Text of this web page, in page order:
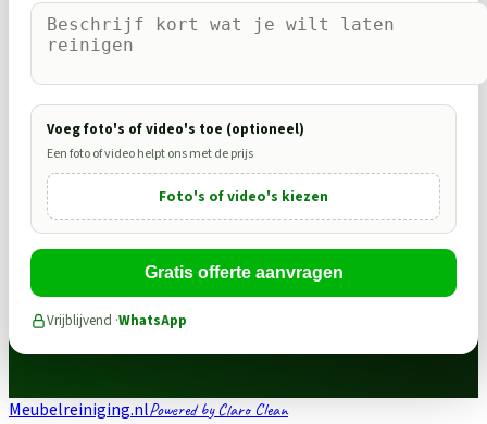
Voeg foto's of video's toe (optioneel)
Een foto of video helpt ons met de prijs
Foto's of video's kiezen
Gratis offerte aanvragen
Vrijblijvend ·WhatsApp
Meubelreiniging.nlPowered by Claro Clean